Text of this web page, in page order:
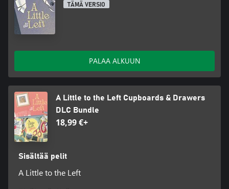
TÄMÄ VERSIO
PALAA ALKUUN
A Little to the Left Cupboards & Drawers
DLC Bundle
18,99 €+
Sisältää pelit
A Little to the Left